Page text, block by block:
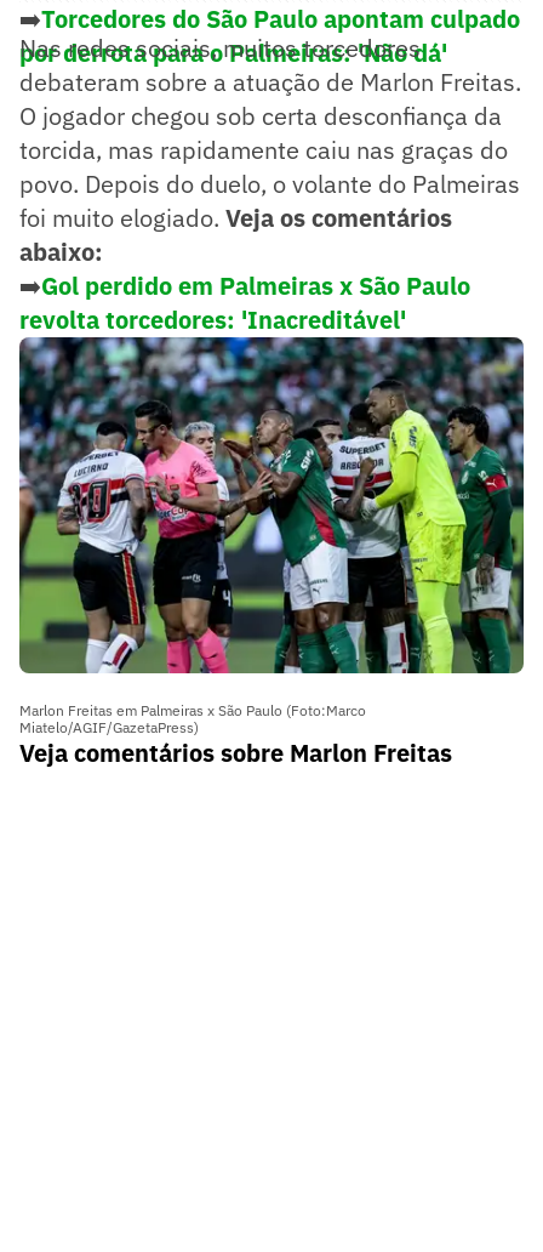
➡️Torcedores do São Paulo apontam culpado
por derrota para o Palmeiras: 'Não dá'
Nas redes sociais, muitos torcedores
debateram sobre a atuação de Marlon Freitas.
O jogador chegou sob certa desconfiança da
torcida, mas rapidamente caiu nas graças do
povo. Depois do duelo, o volante do Palmeiras
foi muito elogiado. Veja os comentários
abaixo:
➡️Gol perdido em Palmeiras x São Paulo
revolta torcedores: 'Inacreditável'
Marlon Freitas em Palmeiras x São Paulo (Foto:Marco
Miatelo/AGIF/GazetaPress)
Veja comentários sobre Marlon Freitas